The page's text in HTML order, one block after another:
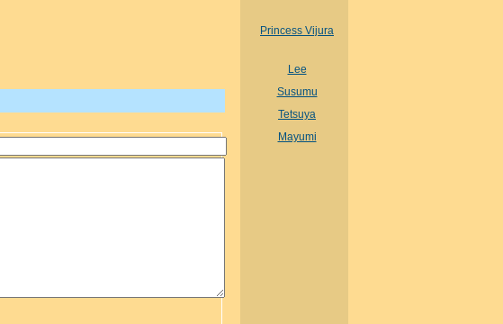
Princess Vijura
Lee
Susumu
Tetsuya
Mayumi